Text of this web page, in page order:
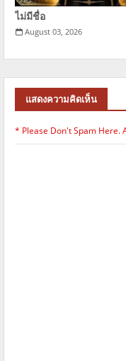
ไม่มีชื่อ
August 03, 2026
แสดงความคิดเห็น
* Please Don't Spam Here.